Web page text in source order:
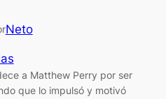
Neto
a Matthew Perry por ser
que lo impulsó y motivó